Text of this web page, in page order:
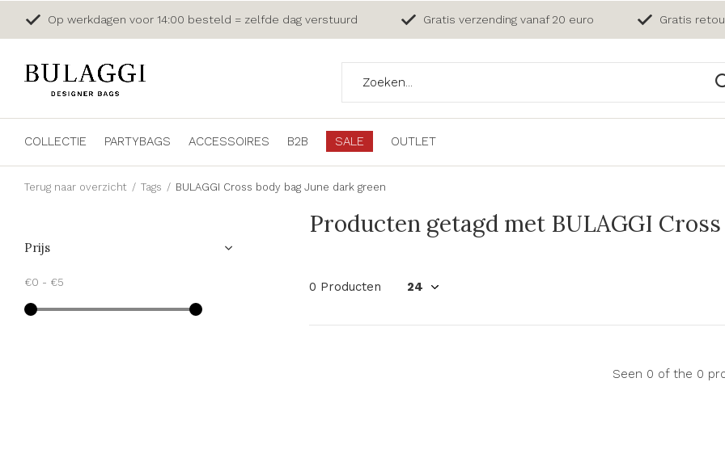
COLLECTIE PARTYBAGS ACCESSOIRES B2B SALE OUTLET
Op werkdagen voor 14:00 besteld = zelfde dag verstuurd Gratis verzending vanaf 20 euro Gratis
Terug naar overzicht Tags BULAGGI Cross body bag June dark green
Producten getagd met BULAGGI
0 Producten
Seen 0 of the 0
Prijs
€0 - €5